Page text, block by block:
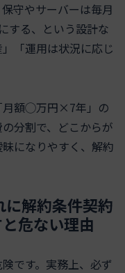
守やサーバーは毎月
する、という設計な
「運用は状況に応じ
月額◯万円×7年」の
分割で、どこからが
になりやすく、解約
解約条件――契約
危ない理由
です。実務上、必ず